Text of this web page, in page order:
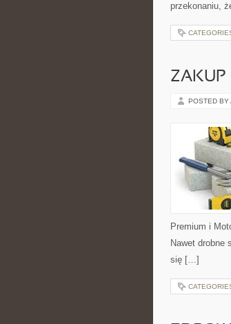
przekonaniu,
ZAKUP
POSTED BY
Premium i
Nawet drobne
się […]